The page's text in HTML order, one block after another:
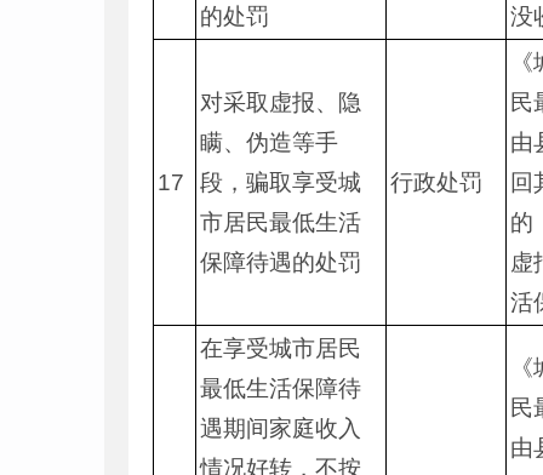
的处罚
没
17
对采取虚报、隐
瞒、伪造等手
段，骗取享受城
市居民最低生活
保障待遇的处罚
行政处罚
民
由
回
的
虚
活
在享受城市居民
最低生活保障待
遇期间家庭收入
情况好转，不按
民
由